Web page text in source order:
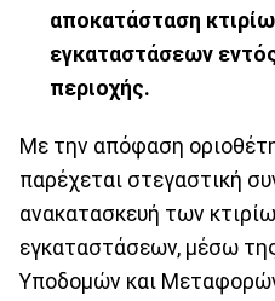
αποκατάσταση
εγκαταστάσεων
περιοχής.
Με την απόφαση
παρέχεται στεγαστική
ανακατασκευή των
εγκαταστάσεων, μέσω
Υποδομών και